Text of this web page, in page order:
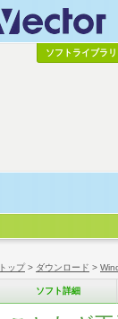
トップ> ダウンロード >
ソフト詳細
ソフトライブラリ